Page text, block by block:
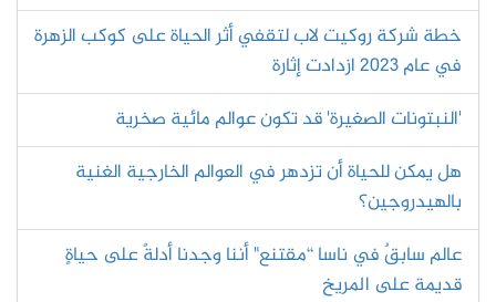
خطة شركة روكيت لاب لتقفي أثر الحياة على كوكب الزهرة
في عام 2023 ازدادت إثارة
'النبتونات الصغيرة' قد تكون عوالم مائية صخرية
هل يمكن للحياة أن تزدهر في العوالم الخارجية الغنية
بالهيدروجين؟
عالم سابقٌ في ناسا “مقتنع" أننا وجدنا أدلةً على حياةٍ
قديمة على المريخ